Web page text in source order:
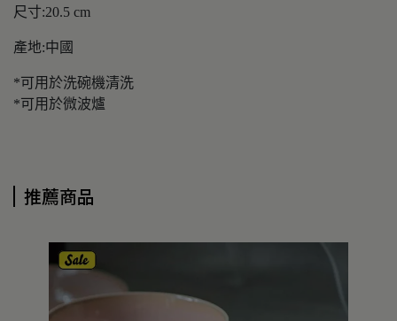
尺寸:20.5 cm
產地:中國
*可用於洗碗機清洗
*可用於微波爐
推薦商品